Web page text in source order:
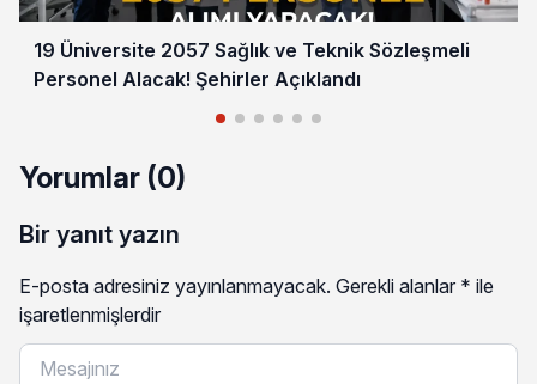
19 Üniversite 2057 Sağlık ve Teknik Sözleşmeli
Personel Alacak! Şehirler Açıklandı
Yorumlar (0)
Bir yanıt yazın
E-posta adresiniz yayınlanmayacak. Gerekli alanlar * ile
işaretlenmişlerdir